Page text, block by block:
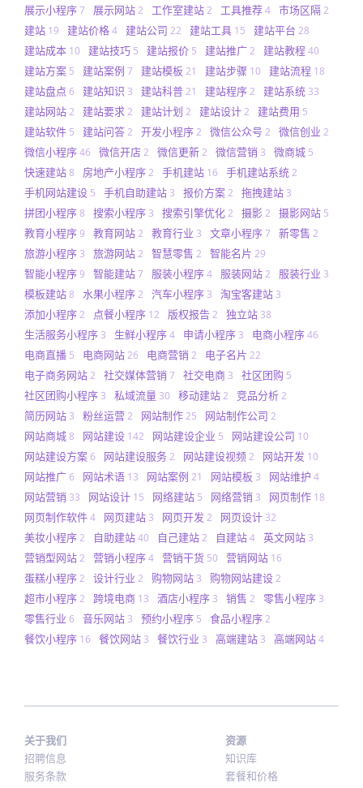
展示小程序7 展示网站2 工作室建站2 工具推荐4 市场区隔2
建站 19 建站价格4 建站公司 22 建站工具 15 建站平台 28
建站成本 10 建站技巧 5 建站报价 5 建站推广2 建站教程40
建站方案 5 建站案例 7 建站模板 21 建站步骤 10 建站流程 18
建站盘点 6 建站知识 3 建站科普21 建站程序2 建站系统 33
建站网站2 建站要求2 建站计划 2 建站设计2 建站费用 5
建站软件 5 建站问答2 开发小程序2 微信公众号 2 微信创业 2
微信小程序46 微信开店2 微信更新2 微信营销 3 微商城 5
快速建站8 房地产小程序2 手机建站 16 手机建站系统2
手机网站建设 5 手机自助建站 3 报价方案2 拖拽建站 3
拼团小程序8 搜索小程序 3 搜索引擎优化2 摄影2 摄影网站 5
教育小程序9 教育网站2 教育行业 3 文章小程序7 新零售 2
旅游小程序 3 旅游网站2 智慧零售 2 智能名片 29
智能小程序9 智能建站7 服装小程序4 服装网站2 服装行业 3
模板建站8 水果小程序2 汽车小程序 3 淘宝客建站 3
添加小程序2 点餐小程序 12 版权报告2 独立站 38
生活服务小程序 3 生鲜小程序4 申请小程序 3 电商小程序46
电商直播 5 电商网站26 电商营销 2 电子名片 22
电子商务网站2 社交媒体营销 7 社交电商 3 社区团购 5
社区团购小程序 3 私域流量 30 移动建站2 竞品分析2
简历网站 3 粉丝运营2 网站制作25 网站制作公司 2
网站商城8 网站建设 142 网站建设企业 5 网站建设公司 10
网站建设方案6 网站建设服务2 网站建设视频2 网站开发 10
网站推广6 网站术语 13 网站案例 21 网站模板 3 网站维护 4
网站营销 33 网站设计 15 网络建站 5 网络营销 3 网页制作 18
网页制作软件4 网页建站 3 网页开发 2 网页设计 32
美妆小程序2 自助建站40 自己建站2 自建站4 英文网站 3
营销型网站2 营销小程序4 营销干货 50 营销网站 16
蛋糕小程序2 设计行业 2 购物网站 3 购物网站建设2
超市小程序2 跨境电商 13 酒店小程序 3 销售 2 零售小程序 3
零售行业 6 音乐网站 3 预约小程序 5 食品小程序2
餐饮小程序 16 餐饮网站 3 餐饮行业 3 高端建站 3 高端网站4
关于我们
招聘信息
服务条款
资源
知识库
套餐和价格